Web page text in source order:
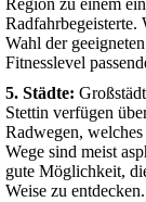
Region zu einem
Wahl der
Fitnesslevel
5. Städte:
Stettin verfügen
Radwegen,
Wege sind meist
gute Möglichkeit,
Weise zu